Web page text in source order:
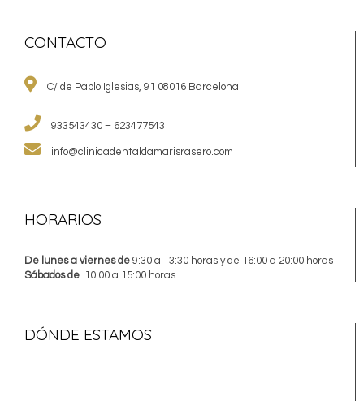
CONTACTO
C/ de Pablo Iglesias, 91 08016 Barcelona
933543430 – 623477543
info@clinicadentaldamarisrasero.com
HORARIOS
De lunes a viernes de 9:30 a 13:30 horas y de 16:00 a 20:00 horas
Sábados de 10:00 a 15:00 horas
DÓNDE ESTAMOS